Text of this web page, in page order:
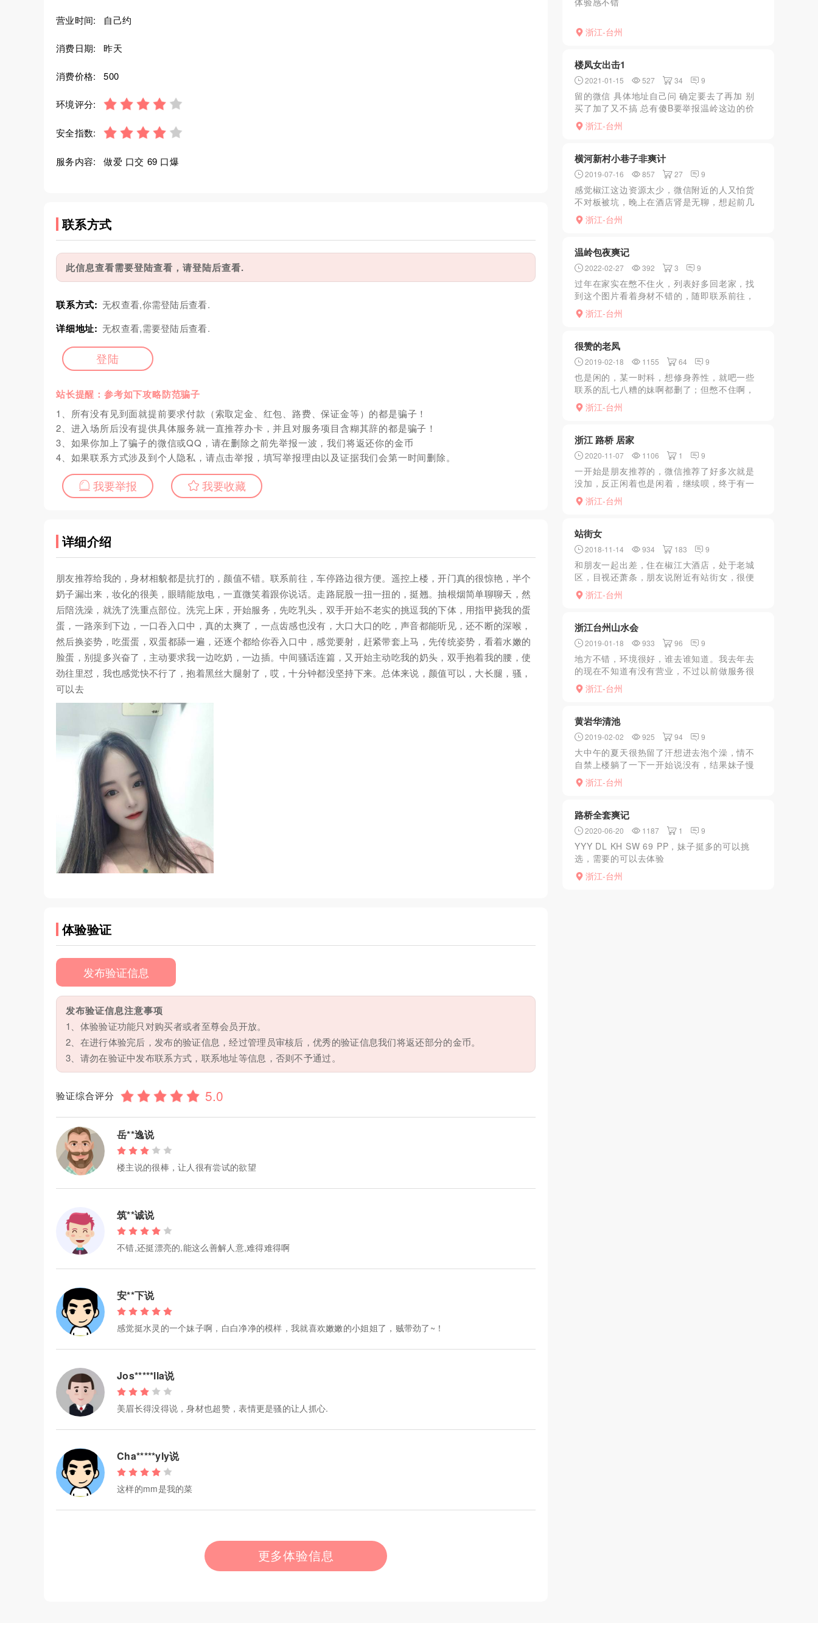
营业时间: 自己约
消费日期: 昨天
消费价格: 500
环境评分:
安全指数:
服务内容: 做爱 口交 69 口爆
联系方式
此信息查看需要登陆查看，请登陆后查看.
联系方式: 无权查看,你需登陆后查看.
详细地址: 无权查看,需要登陆后查看.
登陆
站长提醒：参考如下攻略防范骗子
1、所有没有见到面就提前要求付款（索取定金、红包、路费、保证金等）的都是骗子！
2、进入场所后没有提供具体服务就一直推荐办卡，并且对服务项目含糊其辞的都是骗子！
3、如果你加上了骗子的微信或QQ，请在删除之前先举报一波，我们将返还你的金币
4、如果联系方式涉及到个人隐私，请点击举报，填写举报理由以及证据我们会第一时间删除。
我要举报 我要收藏
详细介绍
朋友推荐给我的，身材相貌都是抗打的，颜值不错。联系前往，车停路边很方便。遥控上楼，开门真的很惊艳，半个
奶子漏出来，妆化的很美，眼睛能放电，一直微笑着跟你说话。走路屁股一扭一扭的，挺翘。抽根烟简单聊聊天，然
后陪洗澡，就洗了洗重点部位。洗完上床，开始服务，先吃乳头，双手开始不老实的挑逗我的下体，用指甲挠我的蛋
蛋，一路亲到下边，一口吞入口中，真的太爽了，一点齿感也没有，大口大口的吃，声音都能听见，还不断的深喉，
然后换姿势，吃蛋蛋，双蛋都舔一遍，还逐个都给你吞入口中，感觉要射，赶紧带套上马，先传统姿势，看着水嫩的
脸蛋，别提多兴奋了，主动要求我一边吃奶，一边插。中间骚话连篇，又开始主动吃我的奶头，双手抱着我的腰，使
劲往里怼，我也感觉快不行了，抱着黑丝大腿射了，哎，十分钟都没坚持下来。总体来说，颜值可以，大长腿，骚，
可以去
体验验证
发布验证信息
发布验证信息注意事项
1、体验验证功能只对购买者或者至尊会员开放。
2、在进行体验完后，发布的验证信息，经过管理员审核后，优秀的验证信息我们将返还部分的金币。
3、请勿在验证中发布联系方式，联系地址等信息，否则不予通过。
验证综合评分
岳**逸说
楼主说的很棒，让人很有尝试的欲望
筑**诚说
不错,还挺漂亮的,能这么善解人意,难得难得啊
安**下说
感觉挺水灵的一个妹子啊，白白净净的模样，我就喜欢嫩嫩的小姐姐了，贼带劲了~！
Jos*****lla说
美眉长得没得说，身材也超赞，表情更是骚的让人抓心.
Cha*****yly说
这样的mm是我的菜
更多体验信息
浙江-台州
楼凤女出击1
2021-01-15 527 34 9
留的微信 具体地址自己问 确定要去了再加 别
买了加了又不搞 总有傻B要举报温岭这边的价
格除了站街 基本就是3快5kjml.18起夜 不同服
务不同价位
浙江-台州
横河新村小巷子非爽计
2019-07-16 857 27 9
感觉椒江这边资源太少，微信附近的人又怕货
不对板被坑，晚上在酒店肾是无聊，想起前几
天在贴吧看的银河商城后面有戏，决定去那边
转一转，到了银河商城后面横河新村那，发现
浙江-台州
温岭包夜爽记
2022-02-27 392 3 9
过年在家实在憋不住火，列表好多回老家，找
到这个图片看着身材不错的，随即联系前往，
试探有无包夜，爽快回复有，于是果断包夜
（不过是3次，她一次800），到小区之后微信
浙江-台州
很赞的老凤
2019-02-18 1155 64 9
也是闲的，某一时科，想修身养性，就吧一些
联系的乱七八糟的妹啊都删了；但憋不住啊，
咋办；问这边混的一朋友，给了这号码；自己
联系，妹子住酒店顶层的阁楼里，双层阁楼，
浙江-台州
浙江 路桥 居家
2020-11-07 1106 1 9
一开始是朋友推荐的，微信推荐了好多次就是
没加，反正闲着也是闲着，继续呗，终于有一
天通过了；联系好时间及准确地址，到了微信
遥控上楼，住的地方环境真不咋样，女的应该
浙江-台州
站街女
2018-11-14 934 183 9
和朋友一起出差，住在椒江大酒店，处于老城
区，目视还萧条，朋友说附近有站街女，很便
宜，价格一般50，还有这么便宜的？吃完晚
饭，决定去看看是否有好货色，走到解放路向
浙江-台州
浙江台州山水会
2019-01-18 933 96 9
地方不错，环境很好，谁去谁知道。我去年去
的现在不知道有没有营业，不过以前做服务很
舒服，kb，全套，手推，妹妹很漂亮，不急不
躁。值得推荐，但是现在台州都在严打，估计
浙江-台州
黄岩华清池
2019-02-02 925 94 9
大中午的夏天很热留了汗想进去泡个澡，情不
自禁上楼躺了一下一开始说没有，结果妹子慢
慢的就上手了很是欢喜一开始只是飞机，最后
加了50kouhuo
浙江-台州
路桥全套爽记
2020-06-20 1187 1 9
YYY DL KH SW 69 PP，妹子挺多的可以挑
选，需要的可以去体验
下.........................................
浙江-台州